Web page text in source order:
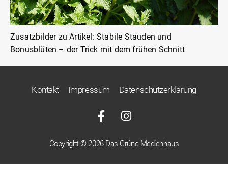
Zusatzbilder zu Artikel: Stabile Stauden und
Bonusblüten – der Trick mit dem frühen Schnitt
Kontakt Impressum Datenschutzerklärung
Copyright © 2026 Das Grüne Medienhaus